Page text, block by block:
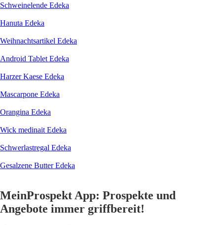
Schweinelende Edeka
Hanuta Edeka
Weihnachtsartikel Edeka
Android Tablet Edeka
Harzer Kaese Edeka
Mascarpone Edeka
Orangina Edeka
Wick medinait Edeka
Schwerlastregal Edeka
Gesalzene Butter Edeka
MeinProspekt App: Prospekte und
Angebote immer griffbereit!